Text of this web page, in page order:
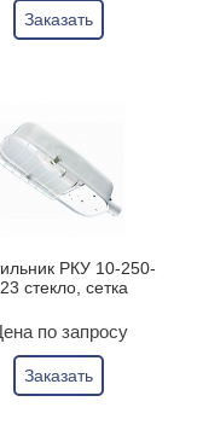
Заказать
РКУ 10-250-
стекло, сетка
по запросу
Заказать